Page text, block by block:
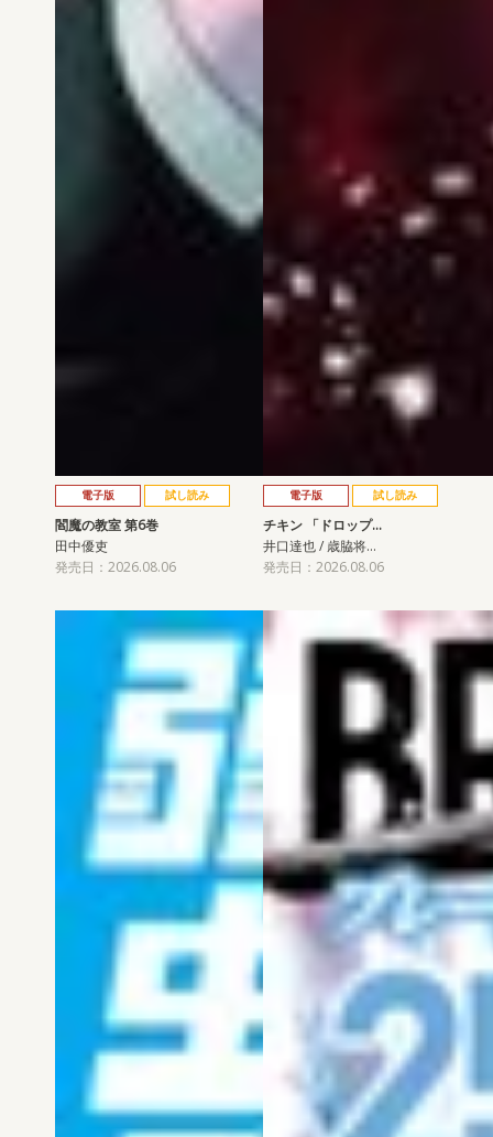
電子版 試し読み
閻魔の教室 第6巻
田中優吏
発売日：2026.08.06
電子版 試し読み
チキン 「ドロップ…
井口達也 / 歳脇将…
発売日：2026.08.06